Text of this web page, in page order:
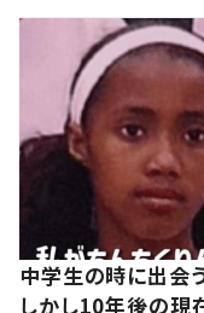
中学生の時に出会
しかし10年後の現